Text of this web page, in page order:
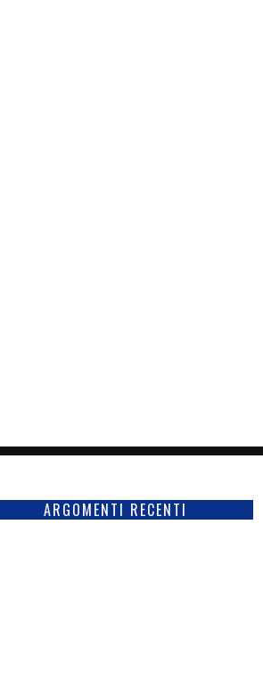
ARGOMENTI RECENTI